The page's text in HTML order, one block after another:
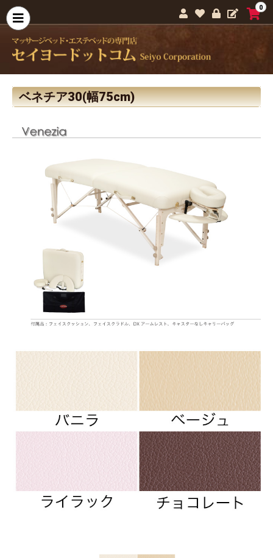
0
ベネチア30(幅75cm)